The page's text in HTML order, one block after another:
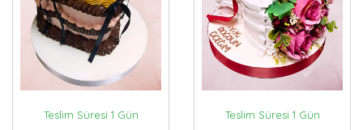
Teslim Süresi 1 Gün Teslim Süresi 1 Gün